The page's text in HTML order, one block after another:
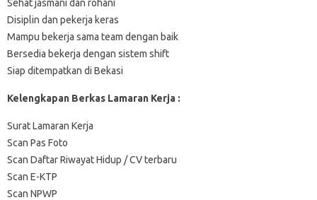
Sehat jasmani dan rohani
Disiplin dan pekerja keras
Mampu bekerja sama team dengan baik
Bersedia bekerja dengan sistem shift
Siap ditempatkan di Bekasi
Kelengkapan Berkas Lamaran Kerja :
Surat Lamaran Kerja
Scan Pas Foto
Scan Daftar Riwayat Hidup / CV terbaru
Scan E-KTP
Scan NPWP